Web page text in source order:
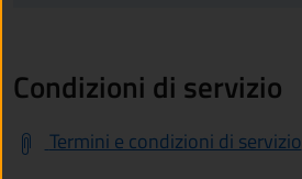
Condizioni di servizio
Termini e condizioni di servizio